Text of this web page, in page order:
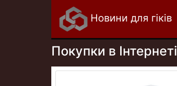
Новини для гіків
Покупки в Інтернеті